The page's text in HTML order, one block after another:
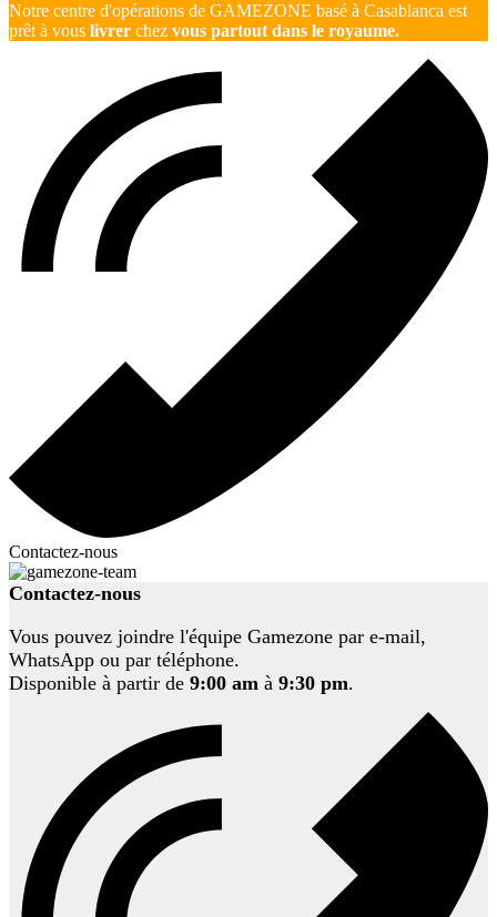
Notre centre d'opérations de GAMEZONE basé à Casablanca est
prêt à vous livrer chez vous partout dans le royaume.
Contactez-nous
Contactez-nous
Vous pouvez joindre l'équipe Gamezone par e-mail,
WhatsApp ou par téléphone.
Disponible à partir de 9:00 am à 9:30 pm.